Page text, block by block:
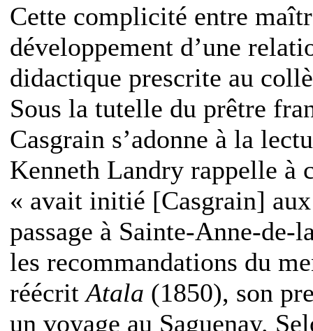
Cette complicité entre
développement d’une
didactique prescrite au
Sous la tutelle du prêtre
Casgrain s’adonne à la
Kenneth Landry rappelle à
« avait initié [Casgrain]
passage à Sainte-Anne-de-
les recommandations du
réécritAtala (1850), son
un voyage au Saguenay.